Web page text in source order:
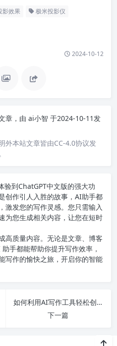
影效果 极米投影仪
2024-10-12
章，由 ai小智 于2024-10-11发
外本站文章皆由CC-4.0协议发
验到ChatGPT中文版的强大功
创作引人入胜的故事，AI助手都
激发您的写作灵感。您只需输入
为您生成相关内容，让您在短时
高质量内容。无论是文章、博客
手都能帮助你提升写作效率，
写作的愉快之旅，开启你的智能
如何利用AI写作工具轻松创作高质量小说与论文？
下一篇